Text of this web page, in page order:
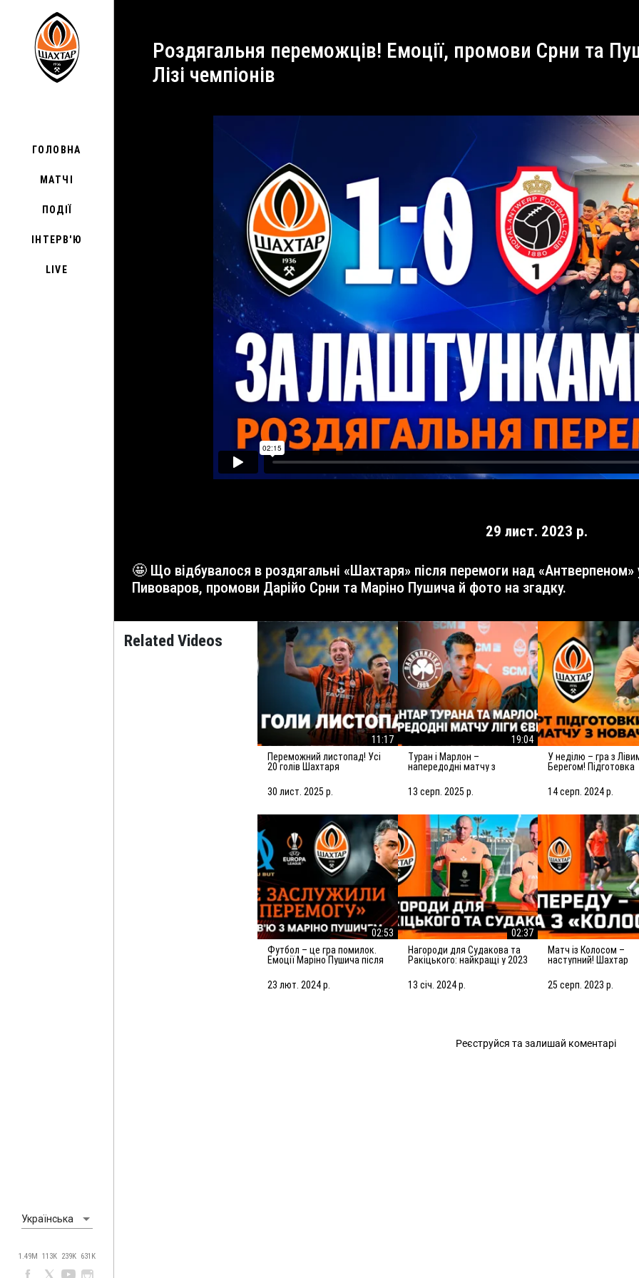
ГОЛОВНА
МАТЧІ
ПОДІЇ
ІНТЕРВ'Ю
LIVE
Українська
1.49M 113K 239K 631K
Роздягальня переможців! Емоції, промови Срни та Пушича | Шахтар – Антверпен у
Лізі чемпіонів
29 лист. 2023 р.
🤩 Що відбувалося в роздягальні «Шахтаря» після перемоги над «Антверпеном» у матчі Ліги чемпіонів? ⭐️ Перші емоції, Артем
Пивоваров, промови Дарійо Срни та Маріно Пушича й фото на згадку.
Related Videos
11:17
Переможний листопад! Усі
20 голів Шахтаря
30 лист. 2025 р.
19:04
Туран і Марлон –
напередодні матчу з
все можливе для
досягнення мети
13 серп. 2025 р.
У неділю – гра з Лівим
Берегом! Підготовка
новачком УПЛ
14 серп. 2024 р.
02:53
Футбол – це гра помилок.
Емоції Маріно Пушича після
23 лют. 2024 р.
02:37
Нагороди для Судакова та
Ракіцького: найкращі у 2023
13 січ. 2024 р.
Матч із Колосом –
наступний! Шахтар
25 серп. 2023 р.